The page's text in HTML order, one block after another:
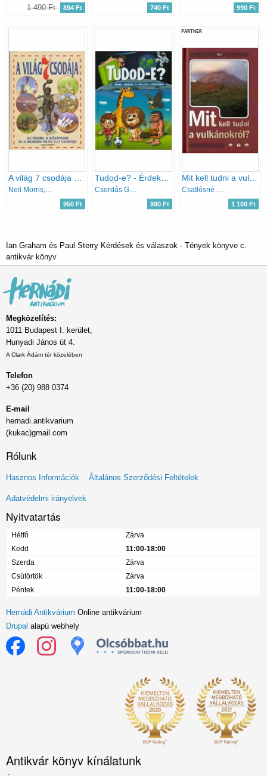
1 490 Ft 894 Ft 740 Ft 990 Ft
A világ 7 csodája – Az ókori, a középkori és a modern világ 3x7 csodája
Neil Morris; Reg Cox
950 Ft
Tudod-e? - Érdekes kérdések és válaszok gyerekeknek
Csordás Gabriella (szerk.)
990 Ft
PARTNER
Mit kell tudni a vulkánokról?
Csatlósné Miklós Anna
1 100 Ft
Ian Graham és Paul Sterry Kérdések és válaszok - Tények könyve c.
antikvár könyv
Megközelítés:
1011 Budapest I. kerület,
Hunyadi János út 4.
A Clark Ádám tér közelében
Telefon
+36 (20) 988 0374
E-mail
hernadi.antikvarium
(kukac)gmail.com
Rólunk
Lábléc
menü
Hasznos Információk Általános Szerződési Feltételek
Adatvédelmi irányelvek
Nyitvatartás
Hétfő
Zárva
Kedd
11:00-18:00
Szerda
Zárva
Csütörtök
Zárva
Péntek
11:00-18:00
Hernádi Antikvárium Online antikvárium
Drupal alapú webhely
Antikvár könyv kínálatunk